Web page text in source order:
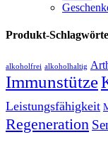
Produkt-
alkoholfrei alkoholhaltig
Immunstütze
Leistungsfähigkeit
Regeneration